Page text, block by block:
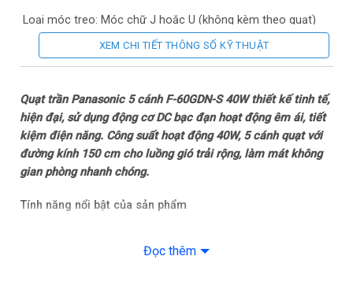
Loại móc treo: Móc chữ J hoặc U (không kèm theo quạt)
Thương hiệu của: Nhật Bản
Sản xuất tại: Việt Nam
Năm ra mắt: 2024
Tiện ích: Chức năng cảm biến nhiệt độ Econavi
– Điều khiển từ xa
XEM CHI TIẾT THÔNG SỐ KỸ THUẬT
Quạt trần Panasonic 5 cánh F-60GDN-S 40W​ thiết kế tinh tế,
hiện đại, sử dụng động cơ DC bạc đạn hoạt động êm ái, tiết
kiệm điện năng. Công suất hoạt động 40W, 5 cánh quạt với
đường kính 150 cm cho luồng gió trải rộng, làm mát không
gian phòng nhanh chóng.
Tính năng nổi bật của sản phẩm
quạt trần Panasonic F-60GDN-S giúp nhận biết và tự động
Đọc thêm